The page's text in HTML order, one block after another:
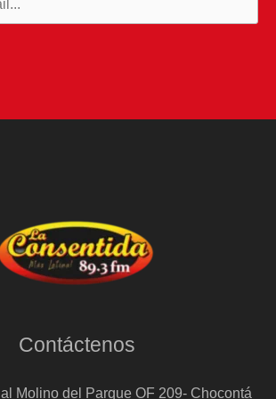
Contáctenos
Molino del Parque OF 209- Chocontá